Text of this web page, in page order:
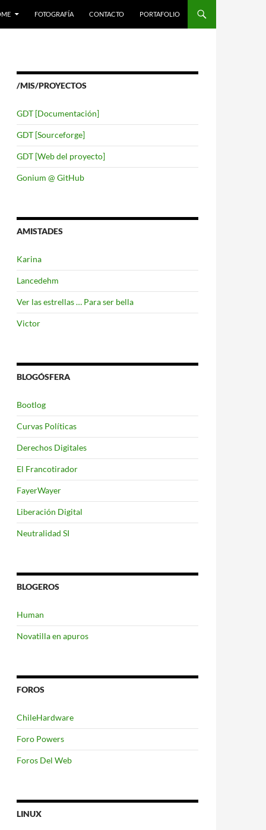
FOTOGRAFÍA CONTACTO PORTAFOLIO
/MIS/PROYECTOS
GDT [Documentación]
GDT [Sourceforge]
GDT [Web del proyecto]
Gonium @ GitHub
AMISTADES
Karina
Lancedehm
Ver las estrellas … Para ser bella
Victor
BLOGÓSFERA
Bootlog
Curvas Políticas
Derechos Digitales
El Francotirador
FayerWayer
Liberación Digital
Neutralidad SI
BLOGEROS
Human
Novatilla en apuros
FOROS
ChileHardware
Foro Powers
Foros Del Web
LINUX